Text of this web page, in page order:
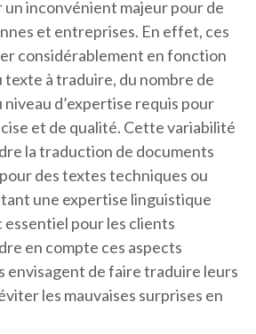
inconvénient majeur pour de
et entreprises. En effet, ces
considérablement en fonction
texte à traduire, du nombre de
d’expertise requis pour
et de qualité. Cette variabilité
la traduction de documents
des textes techniques ou
une expertise linguistique
pour les clients
en compte ces aspects
envisagent de faire traduire leurs
les mauvaises surprises en